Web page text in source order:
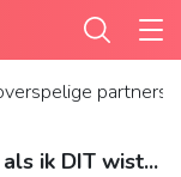
partners
ik DIT wist...